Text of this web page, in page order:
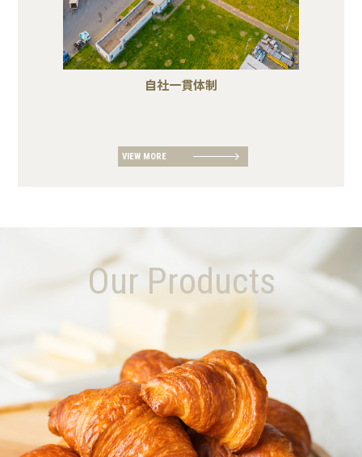
自社一貫体制
VIEW MORE
Our Products